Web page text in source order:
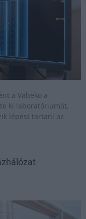
a Vabeko a
ki laboratóriumát,
lépést tartani az